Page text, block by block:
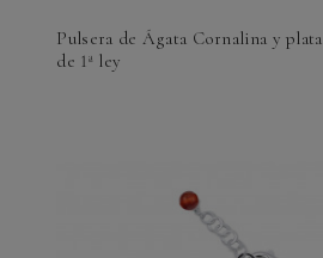
Pulsera de Ágata Cornalina y plata
de 1ª ley